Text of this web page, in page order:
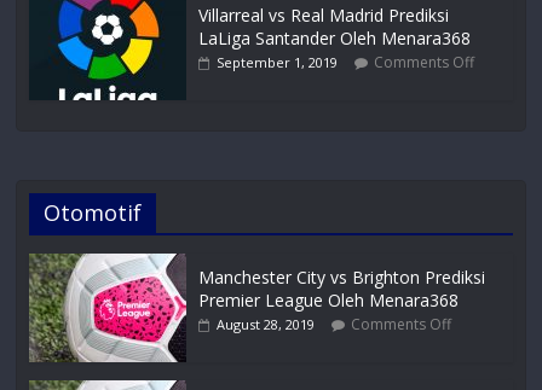
Villarreal vs Real Madrid Prediksi
LaLiga Santander Oleh Menara368
September 1, 2019 Comments Off
Otomotif
Manchester City vs Brighton Prediksi
Premier League Oleh Menara368
August 28, 2019 Comments Off